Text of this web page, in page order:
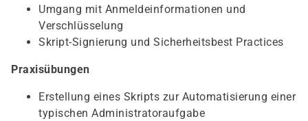
Umgang mit Anmeldeinformationen und
Verschlüsselung
Skript-Signierung und Sicherheitsbest Practices
Praxisübungen
Erstellung eines Skripts zur Automatisierung einer
typischen Administratoraufgabe